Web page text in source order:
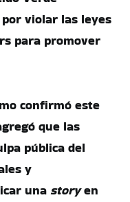
por violar las leyes
para promover
confirmó este
que las
pública del
y
una storyen